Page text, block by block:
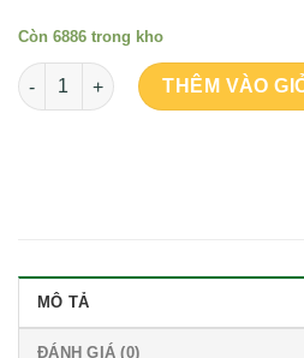
Còn 6886 trong kho
Số lượng
THÊM VÀO
MÔ TẢ
ĐÁNH GIÁ (0)